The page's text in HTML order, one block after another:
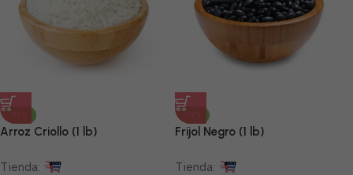
-23%
Arroz Criollo (1 lb)
Tienda:
-18%
Frijol Negro (1 lb)
Tienda: